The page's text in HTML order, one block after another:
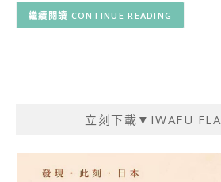
CONTINUE READING
立刻下載▼IWAFU